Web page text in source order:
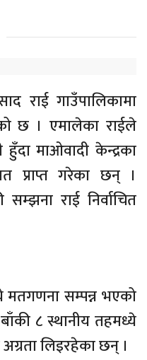
राई गाउँपालिकामा
छ । एमालेका राईले
माओवादी केन्द्रका
प्राप्त गरेका छन् ।
राई निर्वाचित
मतगणना सम्पन्न भएको
८ स्थानीय तहमध्ये
लिइरहेका छन् ।